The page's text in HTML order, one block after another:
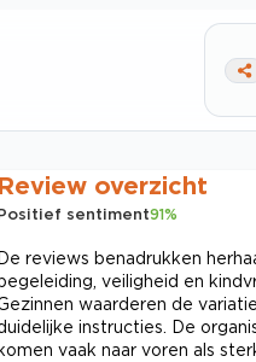
Review overzicht
sentiment91%
De reviews benadrukken
begeleiding, veiligheid en
waarderen de
instructies. De
komen vaak naar voren als